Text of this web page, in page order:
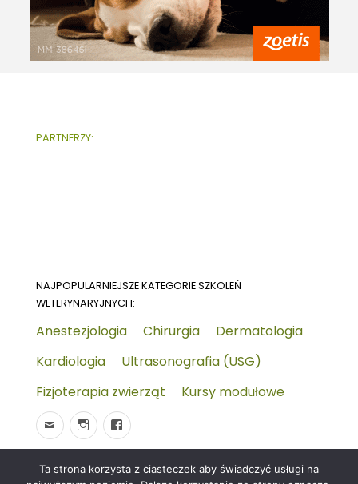
PARTNERZY:
NAJPOPULARNIEJSZE KATEGORIE SZKOLEŃ
WETERYNARYJNYCH:
Anestezjologia Chirurgia
Dermatologia
Kardiologia
Ultrasonografia (USG)
Fizjoterapia zwierząt
Kursy modułowe
© 2026Wydarzenia-wet.pl Polityka prywatności i
Ta strona korzysta z ciasteczek aby świadczyć usługi na